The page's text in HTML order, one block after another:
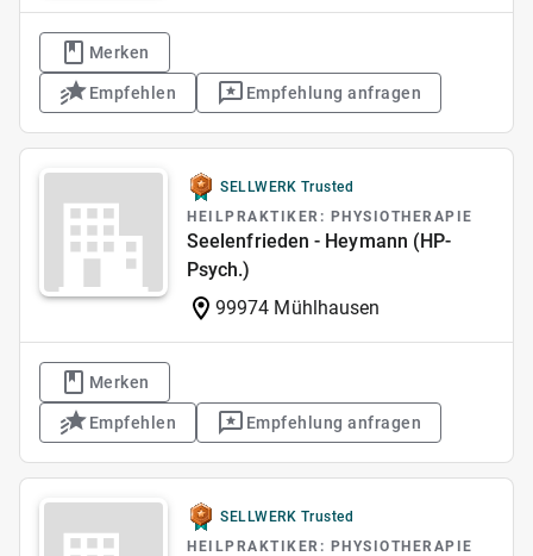
Merken
Empfehlen Empfehlung anfragen
SELLWERK Trusted
HEILPRAKTIKER: PHYSIOTHERAPIE
Seelenfrieden - Heymann (HP-
Psych.)
99974 Mühlhausen
Merken
Empfehlen Empfehlung anfragen
SELLWERK Trusted
HEILPRAKTIKER: PHYSIOTHERAPIE